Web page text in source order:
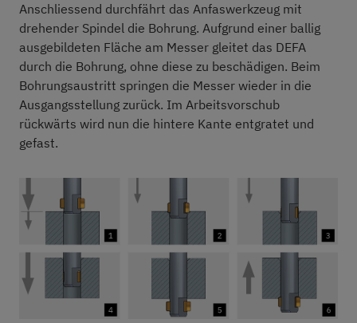
Anschliessend durchfährt das Anfaswerkzeug mit
drehender Spindel die Bohrung. Aufgrund einer ballig
ausgebildeten Fläche am Messer gleitet das DEFA
durch die Bohrung, ohne diese zu beschädigen. Beim
Bohrungsaustritt springen die Messer wieder in die
Ausgangsstellung zurück. Im Arbeitsvorschub
rückwärts wird nun die hintere Kante entgratet und
gefast.